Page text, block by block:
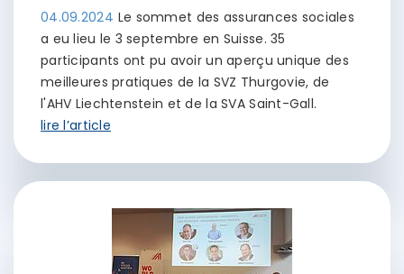
04.09.2024 Le sommet des assurances sociales
a eu lieu le 3 septembre en Suisse. 35
participants ont pu avoir un aperçu unique des
meilleures pratiques de la SVZ Thurgovie, de
l'AHV Liechtenstein et de la SVA Saint-Gall.
lire l’article